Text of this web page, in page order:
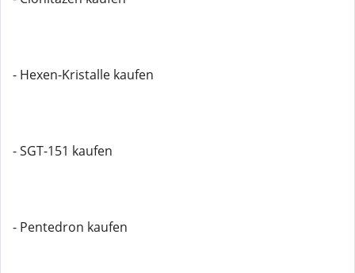
- Hexen-Kristalle kaufen
- SGT-151 kaufen
- Pentedron kaufen